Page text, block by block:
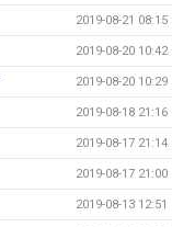
2019-08-21 08:15
2019-08-20 10:42
2019-08-20 10:29
2019-08-18 21:16
2019-08-17 21:14
2019-08-17 21:00
2019-08-13 12:51